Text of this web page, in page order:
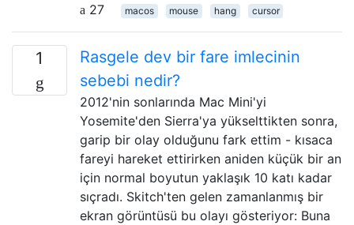
27
macos mouse hang cursor
1
Rasgele dev bir fare imlecinin
sebebi nedir?
2012'nin sonlarında Mac Mini'yi
Yosemite'den Sierra'ya yükselttikten sonra,
garip bir olay olduğunu fark ettim - kısaca
fareyi hareket ettirirken aniden küçük bir an
için normal boyutun yaklaşık 10 katı kadar
sıçradı. Skitch'ten gelen zamanlanmış bir
ekran görüntüsü bu olayı gösteriyor: Buna